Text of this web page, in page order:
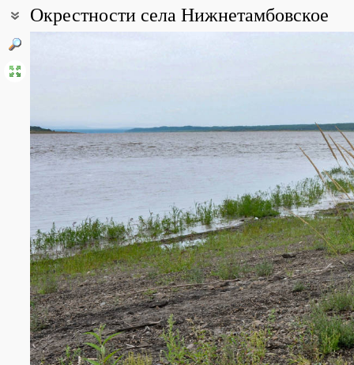
Окрестности села Нижнетамбовское